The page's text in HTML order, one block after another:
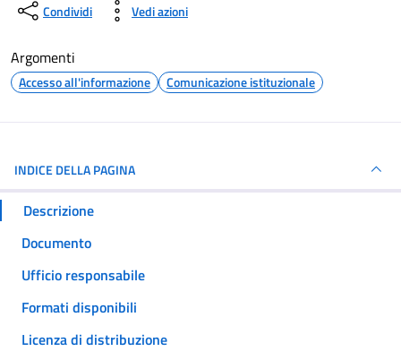
Condividi Vedi azioni
Argomenti
Accesso all'informazione Comunicazione istituzionale
INDICE DELLA PAGINA
Descrizione
Documento
Ufficio responsabile
Formati disponibili
Licenza di distribuzione